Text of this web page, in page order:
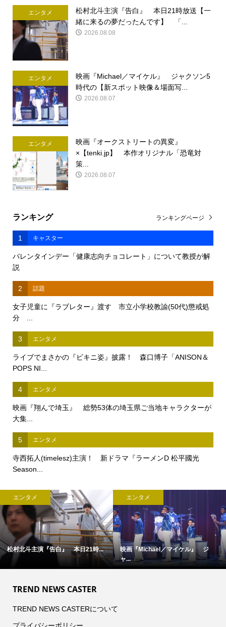
エンタメ
松村北斗主演『告白』 本日21時放送【一
緒に来るの夢だったんです】 「...
2026.08.08
エンタメ
映画『Michael／マイケル』 ジャクソン5
時代の【新スポット映像＆場面写...
2026.08.07
エンタメ
映画『オークストリートの異変』
×【tenki.jp】 本作オリジナル「恐竜対
策...
2026.08.07
ランキング
1 キャスター
バレンタインデー「健康志向チョコレート」について教授が解
説
2 話題
女子児童に『ラブレター』渡す 市立小学校教諭(50代)懲戒処
分 ...
3 エンタメ
ライブでまさかの『ビキニ姿』披露！ 森口博子「ANISON＆
POPS NI...
4 エンタメ
映画『翔んで埼玉』 総勢53体の埼玉県ご当地キャラクターが
大集...
5 エンタメ
寺西拓人(timelesz)主演！ 新ドラマ『ラーメンD 松平國光
Season...
ランキングページ
エンタメ
松村北斗主演『告白』 本日21時...
エンタメ
映画『Michael／マイケル』 ジ
ャ...
TREND NEWS CASTER
TREND NEWS CASTERについて